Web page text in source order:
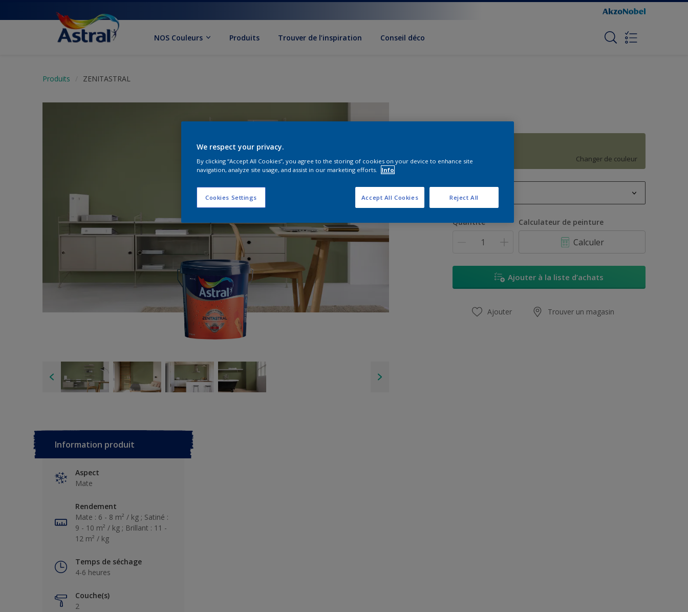
NOS Couleurs Produits Trouver de l’inspiration Conseil déco
Produits ZENITASTRAL
Changer de couleur
12,35L
Quantité Calculateur de peinture
Calculer
Ajouter à la liste d’achats
Ajouter Trouver un magasin
Information produit
Aspect
Mate
Rendement
Mate : 6 - 8 m² / kg ; Satiné :
9 - 10 m² / kg ; Brillant : 11 -
12 m² / kg
Temps de séchage
4-6 heures
Couche(s)
2
We respect your privacy.
By clicking “Accept All Cookies”, you agree to the storing of cookies on your device to enhance site
navigation, analyze site usage, and assist in our marketing efforts.
Info
Cookies Settings Reject All
Accept All Cookies